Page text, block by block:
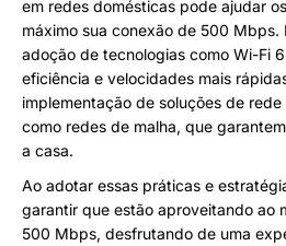
em redes domésticas pode ajudar
máximo sua conexão de 500 Mbps.
adoção de tecnologias como Wi-Fi
eficiência e velocidades mais
implementação de soluções de
como redes de malha, que
a casa.
Ao adotar essas práticas e
garantir que estão aproveitando ao
500 Mbps, desfrutando de uma